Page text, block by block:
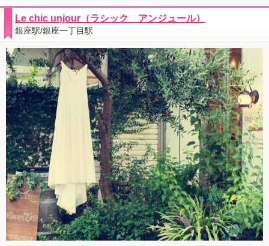
Le chic unjour（ラシック アンジュール）
銀座駅/銀座一丁目駅